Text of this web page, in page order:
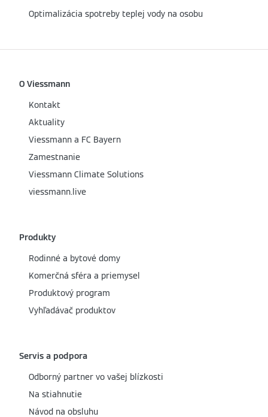
Optimalizácia spotreby teplej vody na osobu
O Viessmann
Kontakt
Aktuality
Viessmann a FC Bayern
Zamestnanie
Viessmann Climate Solutions
viessmann.live
Produkty
Rodinné a bytové domy
Komerčná sféra a priemysel
Produktový program
Vyhľadávač produktov
Servis a podpora
Odborný partner vo vašej blízkosti
Na stiahnutie
Návod na obsluhu